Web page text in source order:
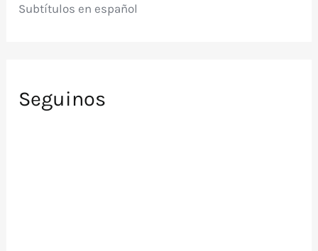
Subtítulos en español
Seguinos